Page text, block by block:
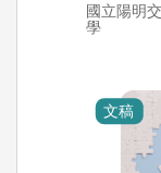
國立陽明
學
文稿